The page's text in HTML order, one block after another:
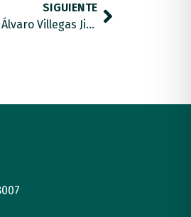
SIGUIENTE
Por el Día Internacional del Asperger, entrevistamos a Álvaro Villegas Jiménez.